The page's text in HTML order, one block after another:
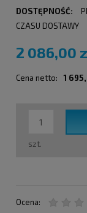
DOSTĘPNOŚĆ:
CZASU DOSTAWY
2 086,00
Cena netto: 1
szt.
Ocena: